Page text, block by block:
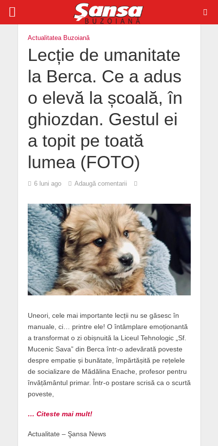
Actualitatea Buzoiană
Lecție de umanitate
la Berca. Ce a adus
o elevă la școală, în
ghiozdan. Gestul ei
a topit pe toată
lumea (FOTO)
6 luni ago Adaugă comentarii
Uneori, cele mai importante lecții nu se găsesc în
manuale, ci… printre ele! O întâmplare emoționantă
a transformat o zi obișnuită la Liceul Tehnologic „Sf.
Mucenic Sava” din Berca într-o adevărată poveste
despre empatie și bunătate, împărtășită pe rețelele
de socializare de Mădălina Enache, profesor pentru
învățământul primar. Într-o postare scrisă ca o scurtă
poveste,
… Citeste mai mult!
Actualitate – Şansa News